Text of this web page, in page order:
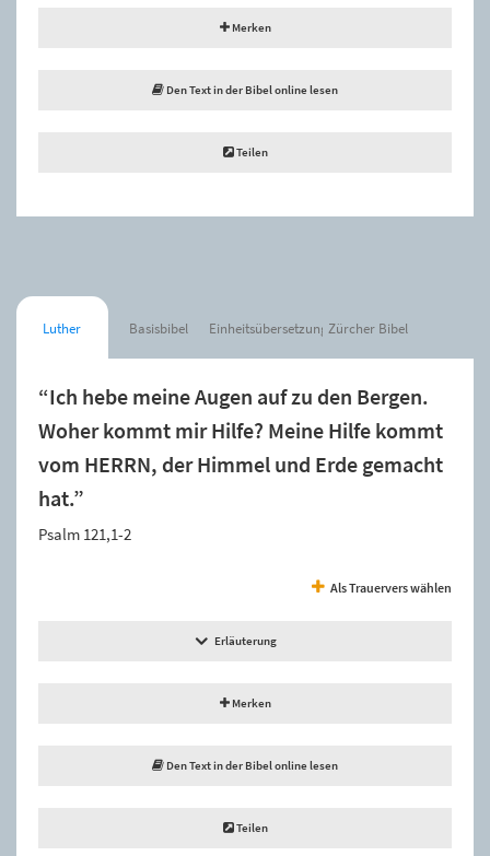
Merken
Den Text in der Bibel online lesen
Teilen
Luther Basisbibel Einheitsübersetzung Zürcher Bibel
“Ich hebe meine Augen auf zu den Bergen.
Woher kommt mir Hilfe? Meine Hilfe kommt
vom HERRN, der Himmel und Erde gemacht
hat.”
Psalm 121,1-2
Als Trauervers wählen
Erläuterung
Merken
Den Text in der Bibel online lesen
Teilen